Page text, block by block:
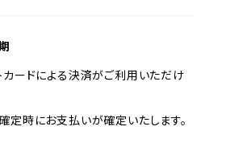
カードによる決済がご利用いただけ
定時にお支払いが確定いたします。